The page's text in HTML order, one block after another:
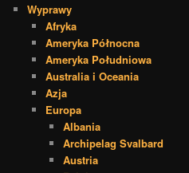
Wyprawy
Afryka
Ameryka Północna
Ameryka Południowa
Australia i Oceania
Azja
Europa
Albania
Archipelag Svalbard
Austria